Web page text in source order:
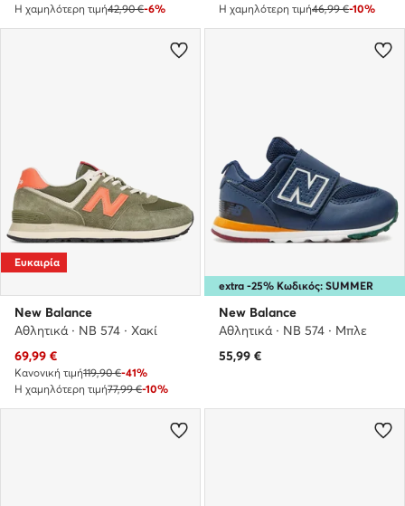
Η χαμηλότερη τιμή42,90 €-6%
Η χαμηλότερη τιμή46,99 €-10%
Ευκαιρία
New Balance
Αθλητικά · NB 574 · Χακί
Τρέχουσα τιμή
69,99 €
Κανονική τιμή119,90 €-41%
Η χαμηλότερη τιμή77,99 €-10%
extra -25% Κωδικός: SUMMER
New Balance
Αθλητικά · NB 574 · Μπλε
55,99 €